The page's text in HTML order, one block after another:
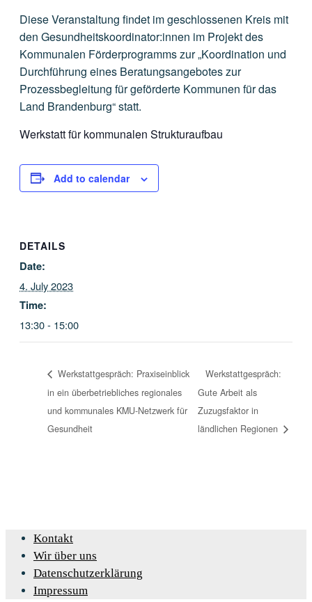
Diese Veranstaltung findet im geschlossenen Kreis mit
den Gesundheitskoordinator:innen im Projekt des
Kommunalen Förderprogramms zur „Koordination und
Durchführung eines Beratungsangebotes zur
Prozessbegleitung für geförderte Kommunen für das
Land Brandenburg“ statt.
Werkstatt für kommunalen Strukturaufbau
Add to calendar
DETAILS
Date:
4. July 2023
Time:
13:30 - 15:00
Werkstattgespräch: Praxiseinblick
in ein überbetriebliches regionales
und kommunales KMU-Netzwerk für
Gesundheit
Werkstattgespräch:
Gute Arbeit als
Zuzugsfaktor in
ländlichen Regionen
Kontakt
Wir über uns
Datenschutzerklärung
Impressum